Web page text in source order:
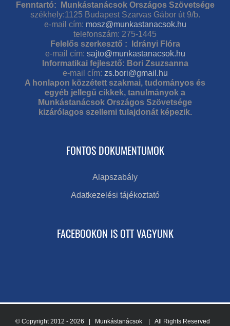
Fenntartó: Munkástanácsok Országos Szövetsége
székhely:1125 Budapest Szarvas Gábor út 9/b.
e-mail cím: mosz@munkastanacsok.hu
telefonszám: 275-1445
Felelős szerkesztő : Idrányi Flóra
e-mail cím: sajto@munkastanacsok.hu
Informatikai fejlesztő: Bori Zsuzsanna
e-mail cím: zs.bori@gmail.hu
A honlapon közzétett szakmai, tudományos és
egyéb jellegű cikkek, tanulmányok a
Munkástanácsok Országos Szövetsége
kizárólagos szellemi tulajdonát képezik.
FONTOS DOKUMENTUMOK
Alapszabály
Adatkezelési tájékoztató
FACEBOOKON IS OTT VAGYUNK
© Copyright 2012 - 2026 | Munkástanácsok | All Rights Reserved